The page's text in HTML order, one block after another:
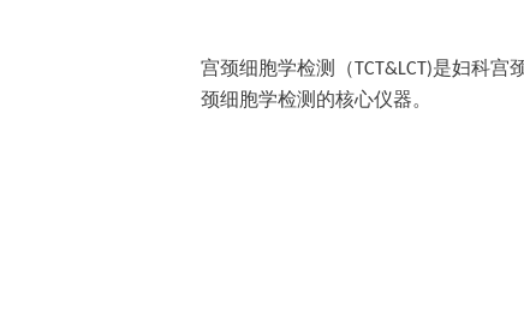
宫颈细胞学检测（ TCT&LCT)是妇科宫
颈细胞学检测的核心仪器。